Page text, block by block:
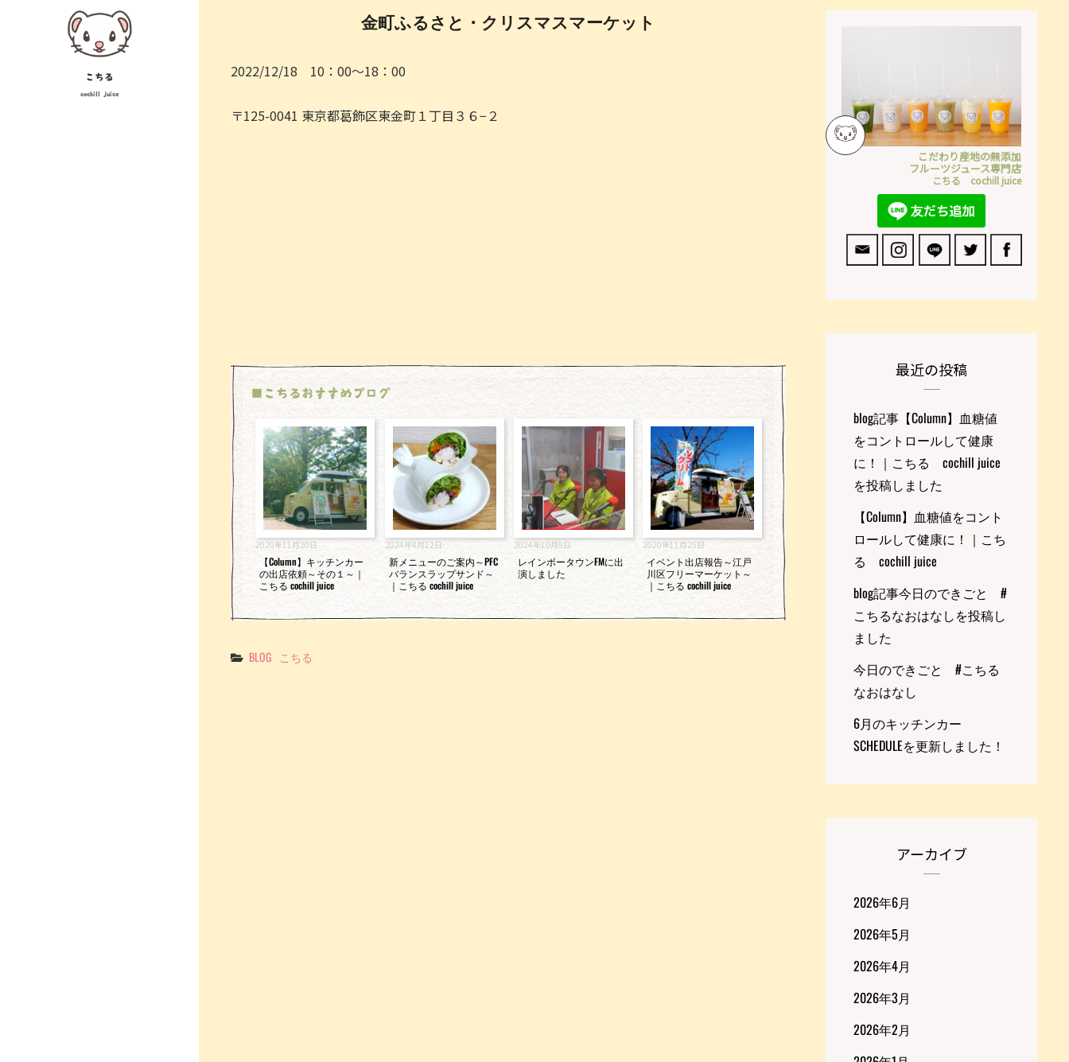
こちる
cochill juice
金町ふるさと・クリスマスマーケット
2022/12/18 10：00～18：00
〒125-0041 東京都葛飾区東金町１丁目３６−２
■こちるおすすめブログ
2020年11月20日
【Column】キッチンカー
の出店依頼～その１～｜
こちる cochill juice
2024年4月12日
新メニューのご案内～PFC
バランスラップサンド～
｜こちる cochill juice
2024年10月9日
レインボータウンFMに出
演しました
2020年11月25日
イベント出店報告～江戸
川区フリーマーケット～
｜こちる cochill juice
Categories
BLOG こちる
こだわり産地の無添加
フルーツジュース専門店
こちる cochill juice
最近の投稿
blog記事【Column】血糖値
をコントロールして健康
に！｜こちる cochill juice
を投稿しました
【Column】血糖値をコント
ロールして健康に！｜こち
る cochill juice
blog記事今日のできごと #
こちるなおはなしを投稿し
ました
今日のできごと #こちる
なおはなし
6月のキッチンカー
SCHEDULEを更新しました！
アーカイブ
2026年6月
2026年5月
2026年4月
2026年3月
2026年2月